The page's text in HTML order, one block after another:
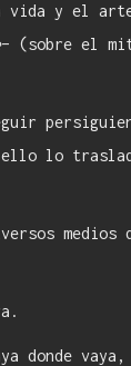
vida y el
– (sobre el
ello lo
medios
donde vaya,